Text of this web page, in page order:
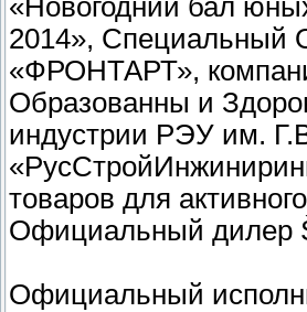
«Новогодний бал
2014», Специальный
«ФРОНТАРТ»,
Образованны и
индустрии РЭУ им.
товаров для
Официальный дилер
Официальный